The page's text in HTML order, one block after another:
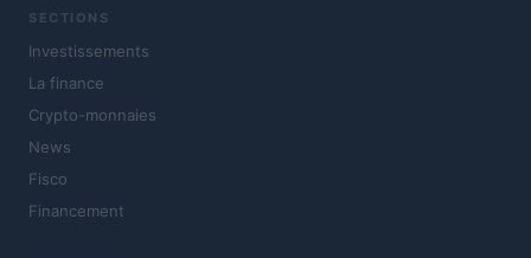
SECTIONS
Investissements
La finance
Crypto-monnaies
News
Fisco
Financement